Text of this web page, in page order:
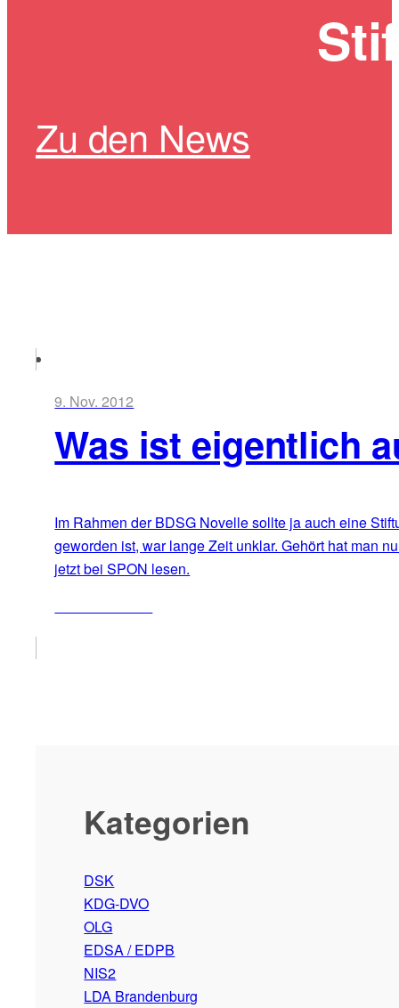
Zu den News
9. Nov. 2012
Was ist eigentlich
Im Rahmen der BDSG Novelle sollte ja auch eine
geworden ist, war lange Zeit unklar. Gehört hat man
jetzt bei SPON lesen.
Kategorien
DSK
KDG-DVO
OLG
EDSA / EDPB
NIS2
LDA Brandenburg